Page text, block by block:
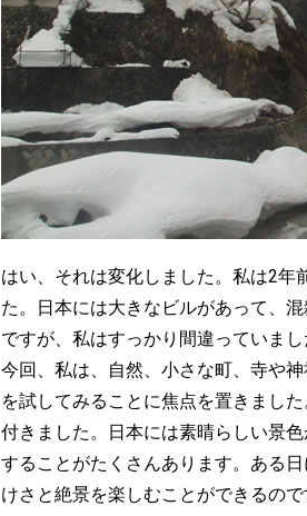
はい、それは変化しました。私は2年
た。日本には大きなビルがあって、
ですが、私はすっかり間違っていまし
今回、私は、自然、小さな町、寺や
を試してみることに焦点を置きまし
付きました。日本には素晴らしい景
することがたくさんあります。ある
けさと絶景を楽しむことができるので